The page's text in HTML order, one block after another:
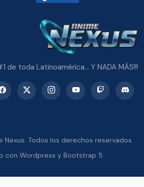
de toda Latinoamérica... Y NADA MÁS!!!
Nexus. Todos los derechos reservados.
con Wordpress y Bootstrap 5